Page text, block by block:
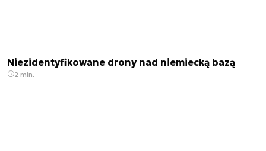
Niezidentyfikowane drony nad niemiecką bazą
2 min.